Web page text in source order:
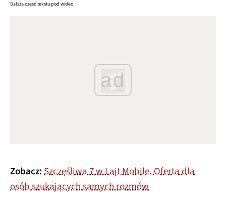
Dalsza część tekstu pod wideo
ad
Zobacz:Szczęśliwa 7 w Lajt Mobile. Oferta dla
osób szukających samych rozmów